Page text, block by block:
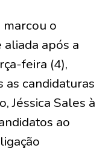
o
após a
feira (4),
as candidaturas
Jéssica Sales à
ao